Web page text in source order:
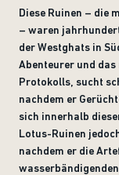
Diese Ruinen – die
– waren
der Westghats in
Abenteurer und das
Protokolls, sucht
nachdem er
sich innerhalb
Lotus-Ruinen
nachdem er die